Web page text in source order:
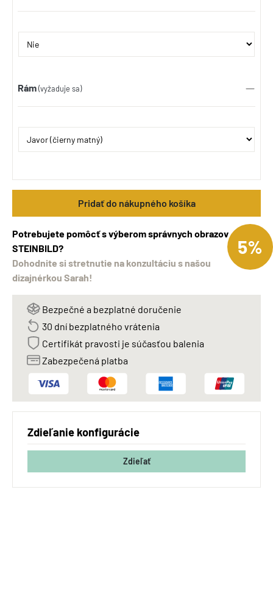
Rám(vyžaduje sa)
Pridať do nákupného košíka
Potrebujete pomôcť s výberom správnych obrazov
STEINBILD?
Dohodnite si stretnutie na konzultáciu s našou
dizajnérkou Sarah!
Bezpečné a bezplatné doručenie
30 dní bezplatného vrátenia
Certifikát pravosti je súčasťou balenia
Zabezpečená platba
Zdieľanie konfigurácie
Zdieľať
5%